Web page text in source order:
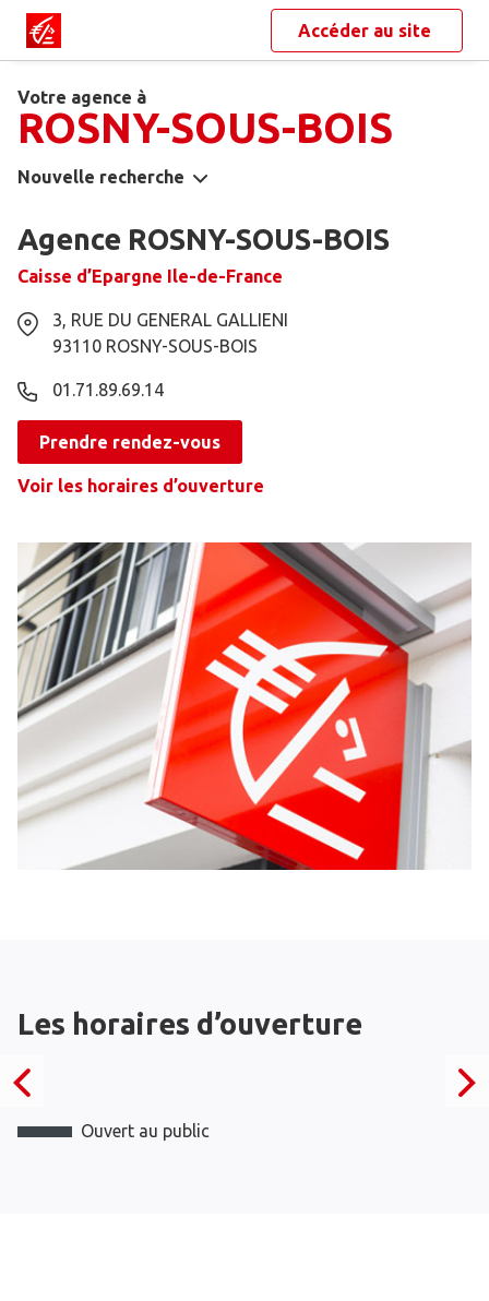
Accéder au site
Votre agence à
ROSNY-SOUS-BOIS
Nouvelle recherche
Agence ROSNY-SOUS-BOIS
Caisse d’Epargne Ile-de-France
3, RUE DU GENERAL GALLIENI
93110 ROSNY-SOUS-BOIS
01.71.89.69.14
Prendre rendez-vous
Voir les horaires d’ouverture
Les horaires d’ouverture
Ouvert au public